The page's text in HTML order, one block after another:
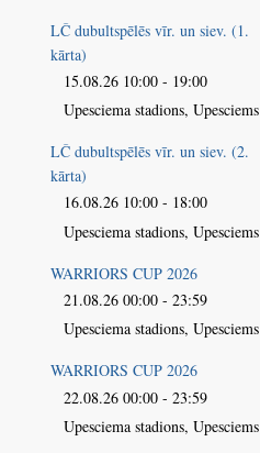
LČ dubultspēlēs vīr. un siev. (1.
kārta)
15.08.26 10:00 - 19:00
Upesciema stadions, Upesciems
LČ dubultspēlēs vīr. un siev. (2.
kārta)
16.08.26 10:00 - 18:00
Upesciema stadions, Upesciems
WARRIORS CUP 2026
21.08.26 00:00 - 23:59
Upesciema stadions, Upesciems
WARRIORS CUP 2026
22.08.26 00:00 - 23:59
Upesciema stadions, Upesciems